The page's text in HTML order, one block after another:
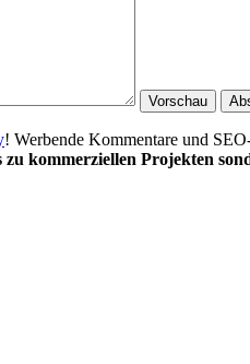
! Werbende Kommentare und
kommerziellen Projekten